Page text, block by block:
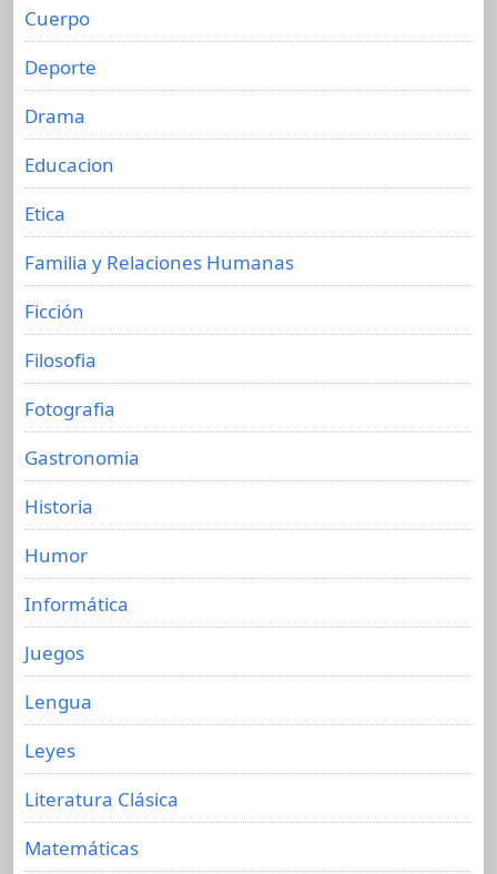
Cuerpo
Deporte
Drama
Educacion
Etica
Familia y Relaciones Humanas
Ficción
Filosofia
Fotografia
Gastronomia
Historia
Humor
Informática
Juegos
Lengua
Leyes
Literatura Clásica
Matemáticas